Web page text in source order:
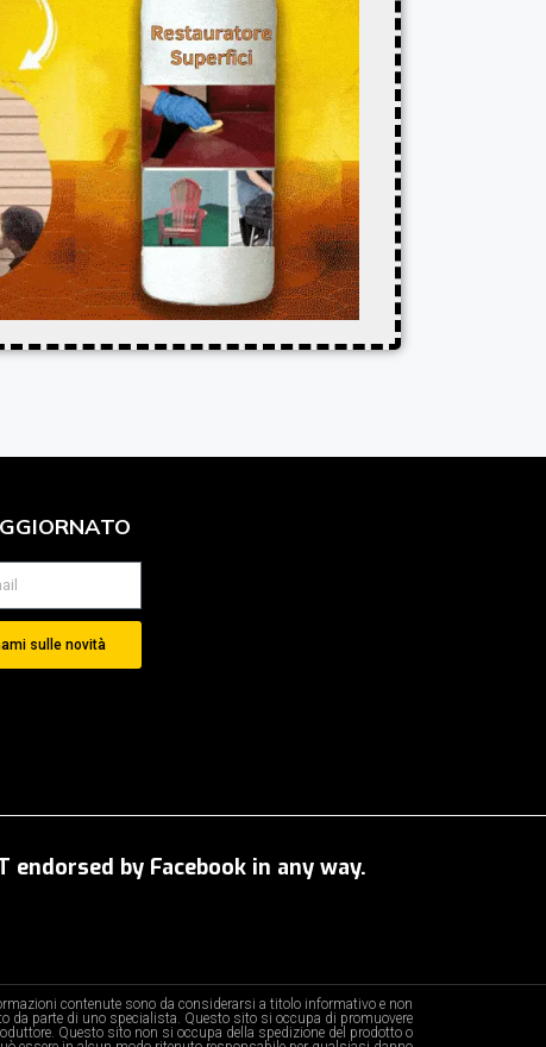
sulle novità
by Facebook in any way.
contenute sono da considerarsi a titolo informativo e non
parte di uno specialista. Questo sito si occupa di promuovere
Questo sito non si occupa della spedizione del prodotto o